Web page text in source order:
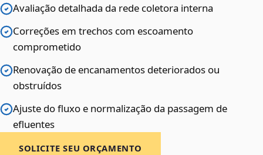
Avaliação detalhada da rede coletora interna
Correções em trechos com escoamento
comprometido
Renovação de encanamentos deteriorados ou
obstruídos
Ajuste do fluxo e normalização da passagem de
efluentes
SOLICITE SEU ORÇAMENTO